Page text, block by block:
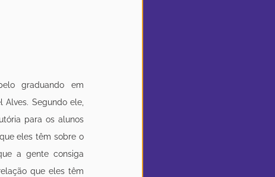
graduando em
Alves. Segundo ele,
para os alunos
eles têm sobre o
a gente consiga
que eles têm